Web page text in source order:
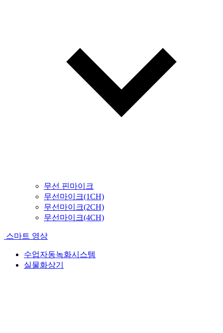
무선 핀마이크
무선마이크(1CH)
무선마이크(2CH)
무선마이크(4CH)
스마트 영상
수업자동녹화시스템
실물화상기